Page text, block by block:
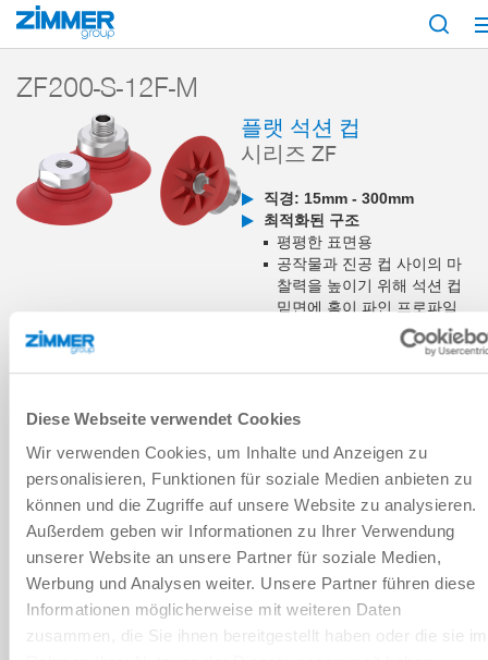
Diese Webseite verwendet Cookies
Wir verwenden Cookies, um Inhalte und Anzeigen zu
personalisieren, Funktionen für soziale Medien anbieten zu
können und die Zugriffe auf unsere Website zu analysieren.
Außerdem geben wir Informationen zu Ihrer Verwendung
unserer Website an unsere Partner für soziale Medien,
Werbung und Analysen weiter. Unsere Partner führen diese
Informationen möglicherweise mit weiteren Daten
zusammen, die Sie ihnen bereitgestellt haben oder die sie im
시작 제품 ZF200-
ZF200-S-12F-M
플랫 석션 컵
시리즈 ZF
직경: 15mm - 300mm
최적화된 구조
평평한 표면용
공작물과 진공 컵 사이의 마
찰력을 높이기 위해 석션 컵
밑면에 홈이 파인 프로파일
매우 다양한 직경 종류
사용 분야
목재 및 합성 재료
장바구니에 추가